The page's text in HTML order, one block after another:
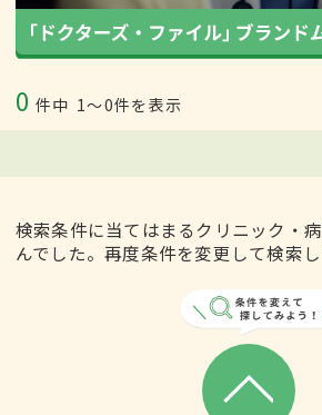
0 件中 1〜0件を表示
検索条件に当てはまるクリニック・
んでした。再度条件を変更して検索し